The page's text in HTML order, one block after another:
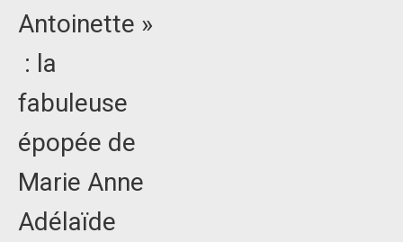
Antoinette »
: la
fabuleuse
épopée de
Marie Anne
Adélaïde